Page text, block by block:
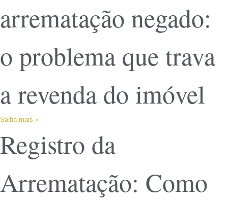
arrematação negado:
o problema que trava
a revenda do imóvel
Saiba mais »
Registro da
Arrematação: Como